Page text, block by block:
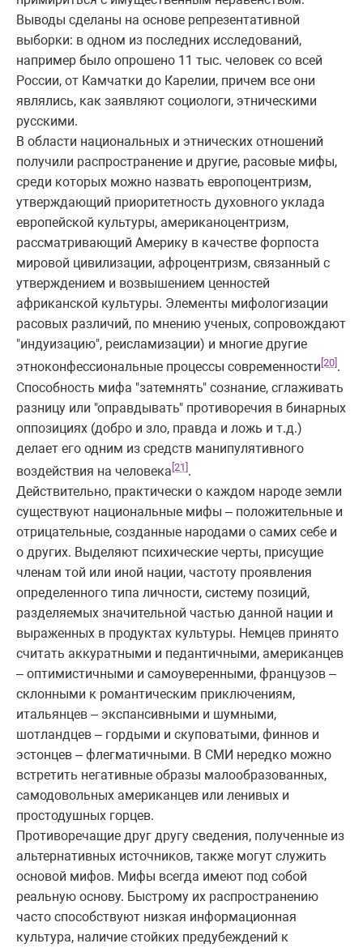
Выводы сделаны на основе репрезентативной
выборки: в одном из последних исследований,
например было опрошено 11 тыс. человек со всей
России, от Камчатки до Карелии, причем все они
являлись, как заявляют социологи, этническими
русскими.
В области национальных и этнических отношений
получили распространение и другие, расовые мифы,
среди которых можно назвать европоцентризм,
утверждающий приоритетность духовного уклада
европейской культуры, американоцентризм,
рассматривающий Америку в качестве форпоста
мировой цивилизации, афроцентризм, связанный с
утверждением и возвышением ценностей
африканской культуры. Элементы мифологизации
расовых различий, по мнению ученых, сопровождают
"индуизацию", реисламизации) и многие другие
этноконфессиональные процессы современности [20] .
Способность мифа "затемнять" сознание, сглаживать
разницу или "оправдывать" противоречия в бинарных
оппозициях (добро и зло, правда и ложь и т.д.)
делает его одним из средств манипулятивного
воздействия на человека [21].
Действительно, практически о каждом народе земли
существуют национальные мифы – положительные и
отрицательные, созданные народами о самих себе и
о других. Выделяют психические черты, присущие
членам той или иной нации, частоту проявления
определенного типа личности, систему позиций,
разделяемых значительной частью данной нации и
выраженных в продуктах культуры. Немцев принято
считать аккуратными и педантичными, американцев
– оптимистичными и самоуверенными, французов –
склонными к романтическим приключениям,
итальянцев – экспансивными и шумными,
шотландцев – гордыми и скуповатыми, финнов и
эстонцев – флегматичными. В СМИ нередко можно
встретить негативные образы малообразованных,
самодовольных американцев или ленивых и
простодушных горцев.
Противоречащие друг другу сведения, полученные из
альтернативных источников, также могут служить
основой мифов. Мифы всегда имеют под собой
реальную основу. Быстрому их распространению
часто способствуют низкая информационная
культура, наличие стойких предубеждений к